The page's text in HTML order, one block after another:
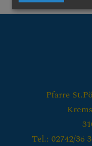
Pfarre
Tel.: 02742/36